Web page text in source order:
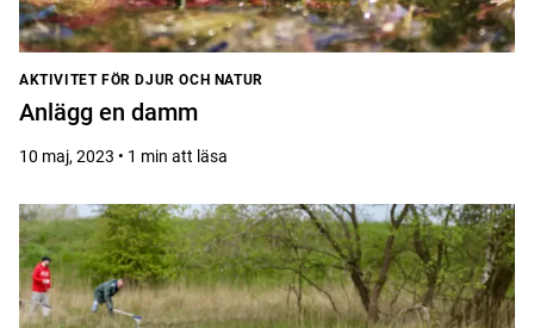
AKTIVITET FÖR DJUR OCH NATUR
Anlägg en damm
10 maj, 2023 • 1 min att läsa